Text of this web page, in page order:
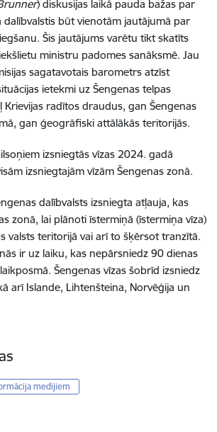
) diskusijas laikā pauda bažas par
dalībvalstis būt vienotām jautājumā par
Šis jautājums varētu tikt skatīts
ministru padomes sanāksmē. Jau
sagatavotais barometrs atzīst
ietekmi uz Šengenas telpas
Krievijas radītos draudus, gan Šengenas
gan ģeogrāfiski attālākās teritorijās.
izsniegtās vīzas 2024. gadā
izsniegtajām vīzām Šengenas zonā.
dalībvalsts izsniegta atļauja, kas
zonā, lai plānoti īstermiņā (īstermiņa vīza)
valsts teritorijā vai arī to šķērsot tranzītā.
ir uz laiku, kas nepārsniedz 90 dienas
Šengenas vīzas šobrīd izsniedz
arī Islande, Lihtenšteina, Norvēģija un
medijiem